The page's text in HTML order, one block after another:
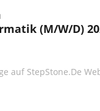
(M/W/D)
auf StepStone.De